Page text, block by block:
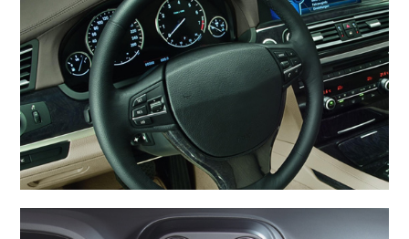
汽车内外饰件